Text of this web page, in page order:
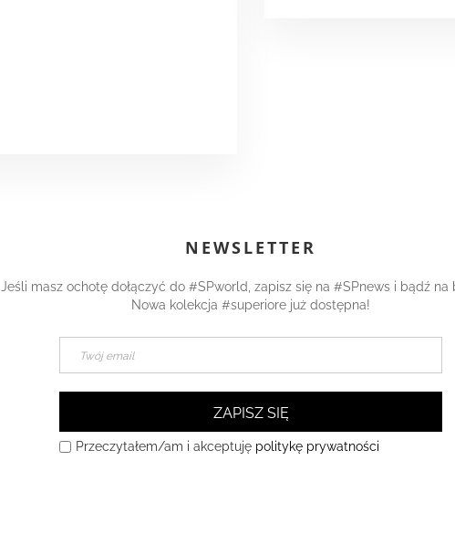
NEWSLETTER
Jeśli masz ochotę dołączyć do #SPworld, zapisz się na #SPnews i bądź na
Nowa kolekcja #superiore już dostępna!
ZAPISZ SIĘ
Przeczytałem/am i akceptuję politykę prywatności